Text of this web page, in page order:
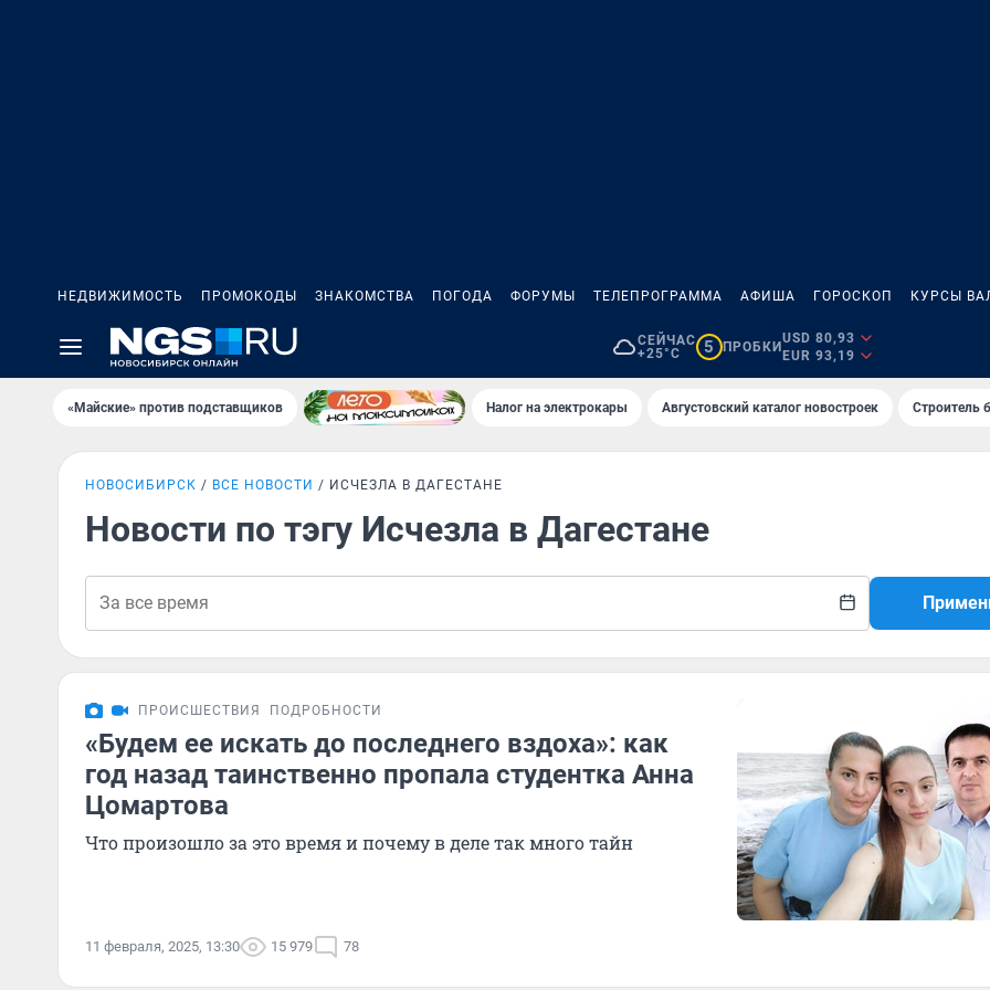
НЕДВИЖИМОСТЬ ПРОМОКОДЫ ЗНАКОМСТВА ПОГОДА ФОРУМЫ ТЕЛЕПРОГРАММА АФИША ГОРОСКОП КУРСЫ
СЕЙЧАС
+25°C
5 ПРОБКИ
USD 80,93
EUR 93,19
«Майские» против подставщиков Налог на электрокары Августовский каталог новостроек Строитель
НОВОСИБИРСК ВСЕ НОВОСТИ ИСЧЕЗЛА В ДАГЕСТАНЕ
Новости по тэгу Исчезла в Дагестане
ПРОИСШЕСТВИЯ ПОДРОБНОСТИ
«Будем ее искать до последнего вздоха»: как
год назад таинственно пропала студентка Анна
Цомартова
Что произошло за это время и почему в деле так много тайн
11 февраля, 2025, 13:30 15 979 78